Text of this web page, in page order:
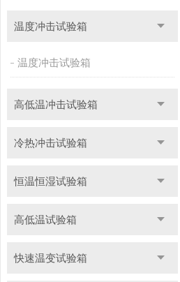
温度冲击试验箱
温度冲击试验箱
高低温冲击试验箱
冷热冲击试验箱
恒温恒湿试验箱
高低温试验箱
快速温变试验箱